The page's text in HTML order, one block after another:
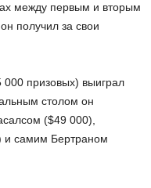
между первым и вторым
получил за свои
000 призовых) выиграл
столом он
($49 000),
и самим Бертраном